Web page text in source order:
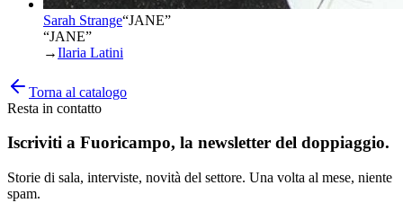
Sarah Strange“JANE”
“JANE”
→Ilaria Latini
Torna al catalogo
Resta in contatto
Iscriviti a Fuoricampo, la newsletter del doppiaggio.
Storie di sala, interviste, novità del settore. Una volta al mese, niente
spam.